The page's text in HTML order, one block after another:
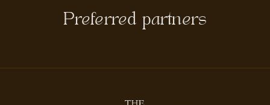
Preferred partners